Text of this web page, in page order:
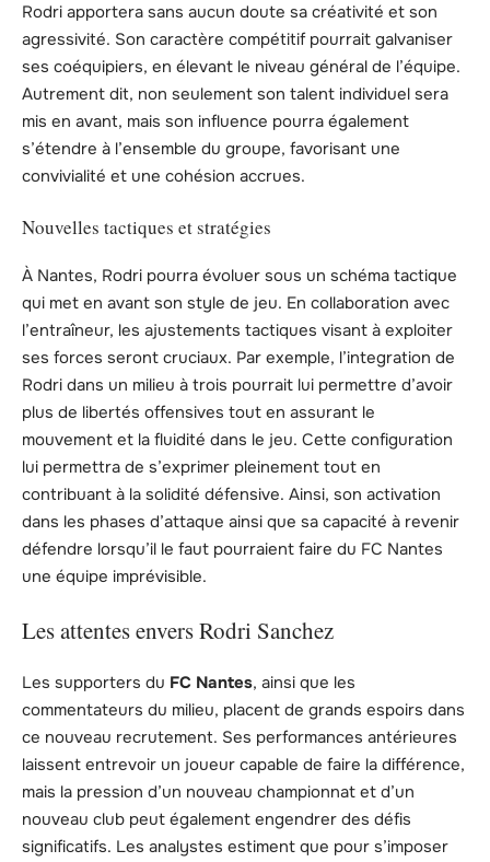
Rodri apportera sans aucun doute sa créativité et son
agressivité. Son caractère compétitif pourrait galvaniser
ses coéquipiers, en élevant le niveau général de l’équipe.
Autrement dit, non seulement son talent individuel sera
mis en avant, mais son influence pourra également
s’étendre à l’ensemble du groupe, favorisant une
convivialité et une cohésion accrues.
Nouvelles tactiques et stratégies
À Nantes, Rodri pourra évoluer sous un schéma tactique
qui met en avant son style de jeu. En collaboration avec
l’entraîneur, les ajustements tactiques visant à exploiter
ses forces seront cruciaux. Par exemple, l’integration de
Rodri dans un milieu à trois pourrait lui permettre d’avoir
plus de libertés offensives tout en assurant le
mouvement et la fluidité dans le jeu. Cette configuration
lui permettra de s’exprimer pleinement tout en
contribuant à la solidité défensive. Ainsi, son activation
dans les phases d’attaque ainsi que sa capacité à revenir
défendre lorsqu’il le faut pourraient faire du FC Nantes
une équipe imprévisible.
Les attentes envers Rodri Sanchez
Les supporters du FC Nantes, ainsi que les
commentateurs du milieu, placent de grands espoirs dans
ce nouveau recrutement. Ses performances antérieures
laissent entrevoir un joueur capable de faire la différence,
mais la pression d’un nouveau championnat et d’un
nouveau club peut également engendrer des défis
significatifs. Les analystes estiment que pour s’imposer